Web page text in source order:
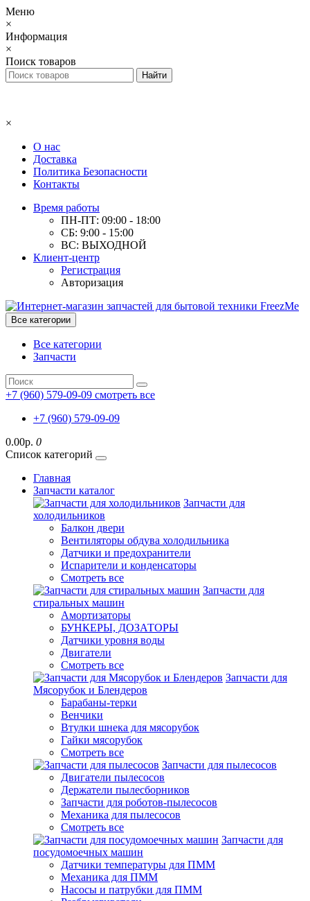
Меню
×
Информация
×
Поиск товаров
×
О нас
Доставка
Политика Безопасности
Контакты
Время работы
ПН-ПТ: 09:00 - 18:00
СБ: 9:00 - 15:00
ВС: ВЫХОДНОЙ
Клиент-центр
Регистрация
Авторизация
Все категории
Все категории
Запчасти
+7 (960) 579-09-09 смотреть все
+7 (960) 579-09-09
0.00р. 0
Список категорий
Главная
Запчасти каталог
Запчасти для
холодильников
Балкон двери
Вентиляторы обдува холодильника
Датчики и предохранители
Испарители и конденсаторы
Смотреть все
Запчасти для
стиральных машин
Амортизаторы
БУНКЕРЫ, ДОЗАТОРЫ
Датчики уровня воды
Двигатели
Смотреть все
Запчасти для
Мясорубок и Блендеров
Барабаны-терки
Венчики
Втулки шнека для мясорубок
Гайки мясорубок
Смотреть все
Запчасти для пылесосов
Двигатели пылесосов
Держатели пылесборников
Запчасти для роботов-пылесосов
Механика для пылесосов
Смотреть все
Запчасти для
посудомоечных машин
Датчики температуры для ПММ
Механика для ПММ
Насосы и патрубки для ПММ